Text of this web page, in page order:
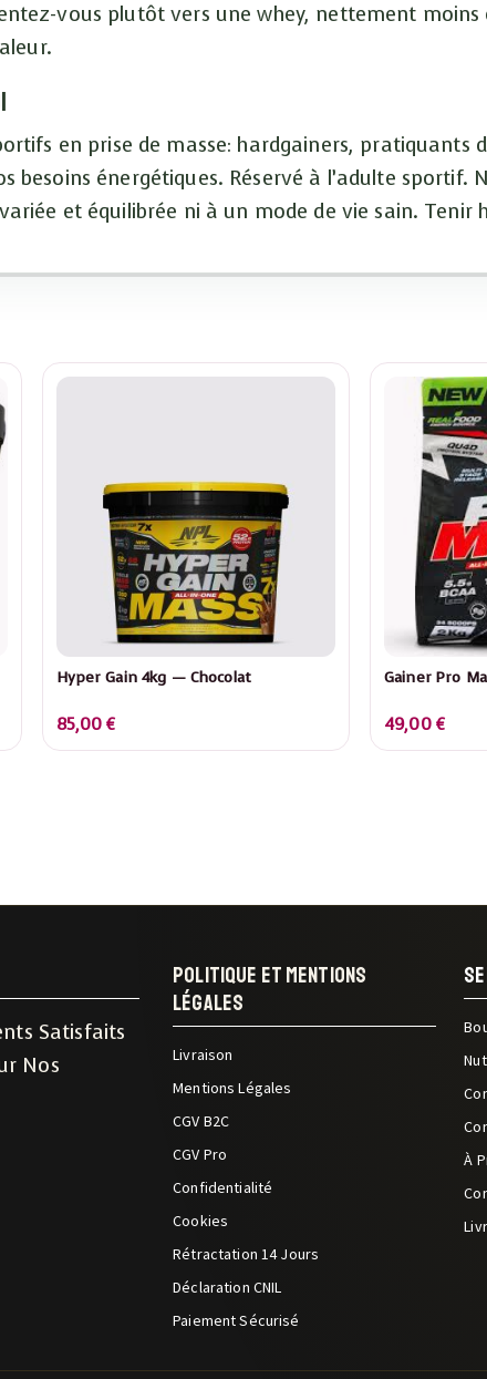
vous plutôt vers une whey, nettement moins
en prise de masse: hardgainers,
besoins énergétiques. Réservé à l’adulte sportif.
et équilibrée ni à un mode de vie sain. Tenir
Hyper Gain 4kg — Chocolat
85,00€
Gainer Pro
49,00 €
Satisfaits
Nos
Politique Et Mentions
Légales
Livraison
Mentions Légales
CGV B2C
CGV Pro
Confidentialité
Cookies
Rétractation 14 Jours
Déclaration CNIL
Paiement Sécurisé
À